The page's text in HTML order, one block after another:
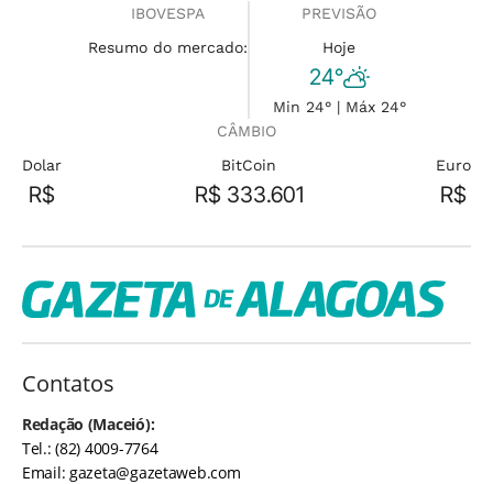
IBOVESPA
Resumo do mercado:
PREVISÃO
Hoje
24°
Min 24° | Máx 24°
CÂMBIO
Dolar
R$
BitCoin
R$ 333.601
Euro
R$
Contatos
Redação (Maceió):
Tel.: (82) 4009-7764
Email:gazeta@gazetaweb.com